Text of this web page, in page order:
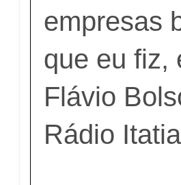
empresas
que eu fiz,
Flávio
Rádio